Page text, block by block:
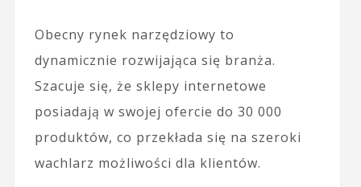
Obecny rynek narzędziowy to
dynamicznie rozwijająca się branża.
Szacuje się, że sklepy internetowe
posiadają w swojej ofercie do 30 000
produktów, co przekłada się na szeroki
wachlarz możliwości dla klientów.